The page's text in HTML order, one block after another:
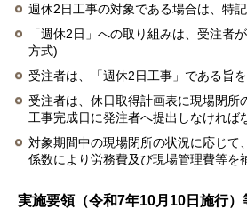
週休2日工事の対象である場合は、特
「週休2日」への取り組みは、受注者
方式)
受注者は、「週休2日工事」である旨
受注者は、休日取得計画表に現場閉所
工事完成日に発注者へ提出しなければ
対象期間中の現場閉所の状況に応じて
係数により労務費及び現場管理費等を
実施要領（令和7年10月10日施行）